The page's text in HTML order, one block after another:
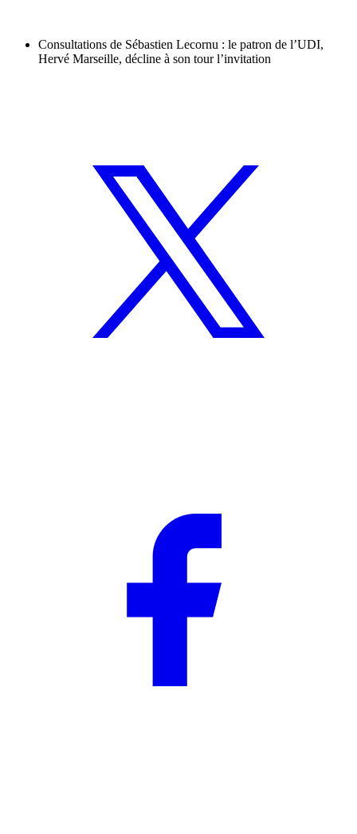
Consultations de Sébastien Lecornu : le patron de l’UDI,
Hervé Marseille, décline à son tour l’invitation